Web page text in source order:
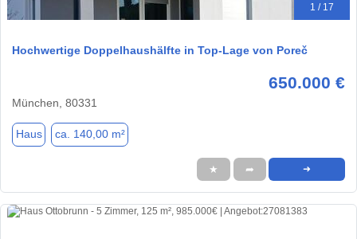
1 / 17
Hochwertige Doppelhaushälfte in Top-Lage von Poreč
650.000 €
München, 80331
Haus ca. 140,00 m²
★ ➦ ➜